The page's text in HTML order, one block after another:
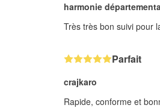
harmonie
Très très bon suivi pour
Parfait
crajkaro
Rapide, conforme et